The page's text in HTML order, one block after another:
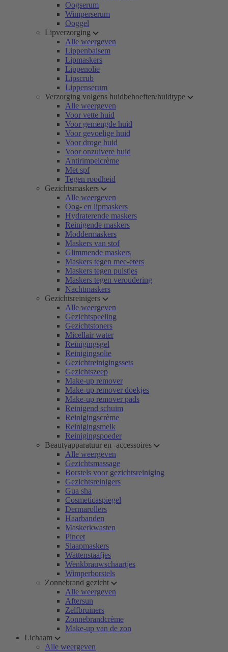
Oogserum
Wimperserum
Ooggel
Lipverzorging
Alle weergeven
Lippenbalsem
Lipmaskers
Lippenolie
Lipscrub
Lippenserum
Verzorging volgens huidbehoeften/huidtype
Alle weergeven
Voor vette huid
Voor gemengde huid
Voor gevoelige huid
Voor droge huid
Voor onzuivere huid
Antirimpelcrème
Met spf
Tegen roodheid
Gezichtsmaskers
Alle weergeven
Oog- en lipmaskers
Hydraterende maskers
Reinigende maskers
Moddermaskers
Maskers van stof
Glimmende maskers
Maskers tegen mee-eters
Maskers tegen puistjes
Maskers tegen veroudering
Nachtmaskers
Gezichtsreinigers
Alle weergeven
Gezichtspeeling
Gezichtstoners
Micellair water
Reinigingsgel
Reinigingsolie
Gezichtreinigingssets
Gezichtszeep
Make-up remover
Make-up remover doekjes
Make-up remover pads
Reinigend schuim
Reinigingscrème
Reinigingsmelk
Reinigingspoeder
Beautyapparatuur en -accessoires
Alle weergeven
Gezichtsmassage
Borstels voor gezichtsreiniging
Gezichtsreinigers
Gua sha
Cosmeticaspiegel
Dermarollers
Haarbanden
Maskerkwasten
Pincet
Slaapmaskers
Wattenstaafjes
Wenkbrauwschaartjes
Wimperborstels
Zonnebrand gezicht
Alle weergeven
Aftersun
Zelfbruiners
Zonnebrandcrème
Make-up van de zon
Lichaam
Alle weergeven